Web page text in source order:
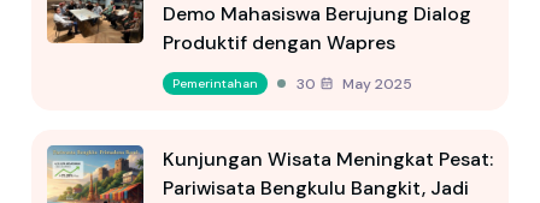
Demo Mahasiswa Berujung Dialog
Produktif dengan Wapres
Pemerintahan 30 May 2025
Kunjungan Wisata Meningkat Pesat:
Pariwisata Bengkulu Bangkit, Jadi